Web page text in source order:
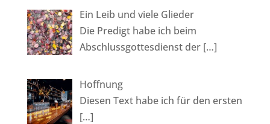
Ein Leib und viele Glieder
Die Predigt habe ich beim
Abschlussgottesdienst der […]
Hoffnung
Diesen Text habe ich für den ersten
[…]